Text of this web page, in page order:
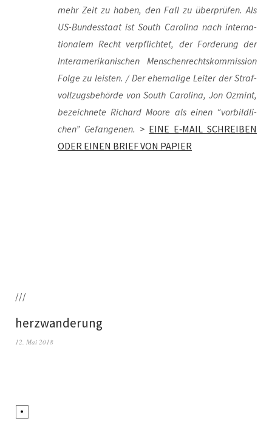
mehr Zeit zu haben, den Fall zu über­prü­fen. Als
US-Bun­des­staat ist South Caro­li­na nach inter­na­
tio­na­lem Recht ver­pflich­tet, der For­de­rung der
Inter­ame­ri­ka­ni­schen Men­schen­rechts­kom­mis­si­on
Fol­ge zu leis­ten. / Der ehe­ma­li­ge Lei­ter der Straf­
voll­zugs­be­hör­de von South Caro­li­na, Jon Ozmint,
bezeich­ne­te Richard Moo­re als einen “vor­bild­li­
chen” Gefan­ge­nen. > EINE E‑MAIL SCHREIBEN
ODER EINEN BRIEF VON PAPIER
///
herzwanderung
12. Mai 2018